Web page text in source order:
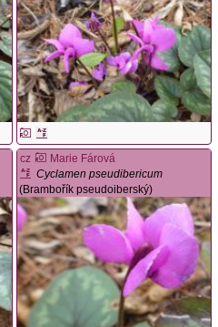
cz
Marie Fárová
Cyclamen pseudibericum
(Brambořík pseudoiberský)